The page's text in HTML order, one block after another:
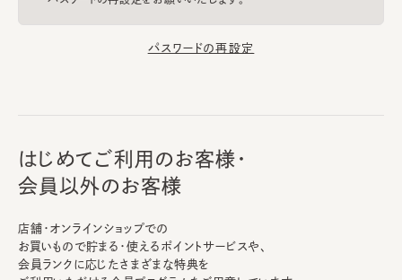
パスワードの再設定
はじめてご利用のお客様・
会員以外のお客様
店舗・オンラインショップでの
お買いもので貯まる・使えるポイントサービスや、
会員ランクに応じたさまざまな特典を